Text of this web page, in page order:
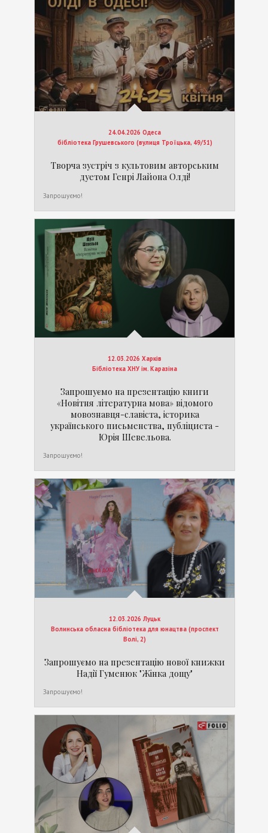
24.04.2026 Одеса
бібліотека Грушевського (вулиця Троїцька, 49/51)
Творча зустріч з культовим авторським
дуетом Генрі Лайона Олді!
Запрошуємо!
12.03.2026 Харків
Бібліотека ХНУ ім. Каразіна
Запрошуємо на презентацію книги
«Новітня літературна мова» відомого
мовознавця-славіста, історика
українського письменства, публіциста -
Юрія Шевельова.
Запрошуємо!
12.03.2026 Луцьк
Волинська обласна бібліотека для юнацтва (проспект
Волі, 2)
Запрошуємо на презентацію нової книжки
Надії Гуменюк "Жінка дощу"
Запрошуємо!